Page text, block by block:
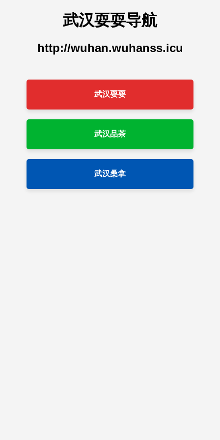
武汉耍耍导航
http://wuhan.wuhanss.icu
武汉耍耍
武汉品茶
武汉桑拿